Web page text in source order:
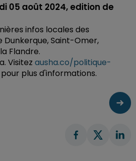
05 août 2024, edition de
infos locales des
Saint-Omer,
Flandre.
Visitez ausha.co/politique-
pour plus d'informations.